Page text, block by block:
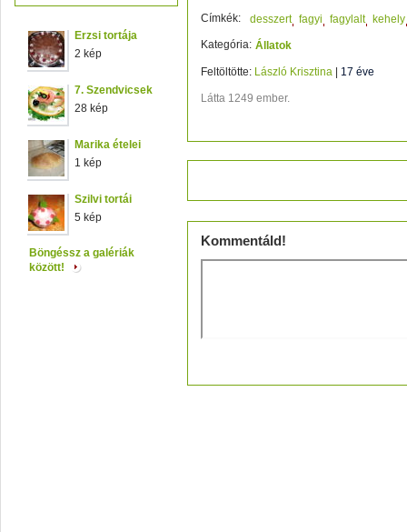
Erzsi tortája
2 kép
7. Szendvicsek
28 kép
Marika ételei
1 kép
Szilvi tortái
5 kép
Böngéssz a galériák
között!
Címkék: desszert fagyi fagylalt
kehely
Kategória: Állatok
Feltöltötte: László Krisztina 17 éve
Látta 1249 ember.
Kommentáld!